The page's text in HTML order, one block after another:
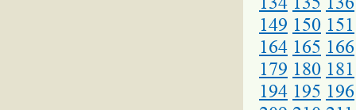
149 150 151
164 165 166
179 180 181
194 195 196